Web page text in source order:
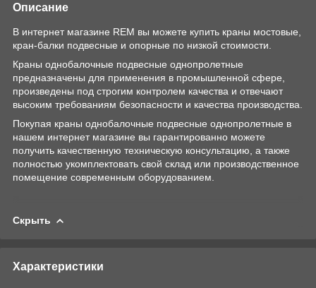
Описание
В интернет магазине REM вы можете купить краны мостовые,
кран-балки подвесные и опорные по низкой стоимости.
Краны однобалочные подвесные однопролетные
предназначены для применения в промышленной сфере,
произведены под строгим контролем качества и отвечают
высоким требованиям безопасности и качества производства.
Покупая краны однобалочные подвесные однопролетные в
нашем интернет магазине вы гарантированно можете
получить качественную техническую консультацию, а также
полностью укомплектовать свой склад или производственное
помещение современным оборудованием.
Скрыть
Характеристики